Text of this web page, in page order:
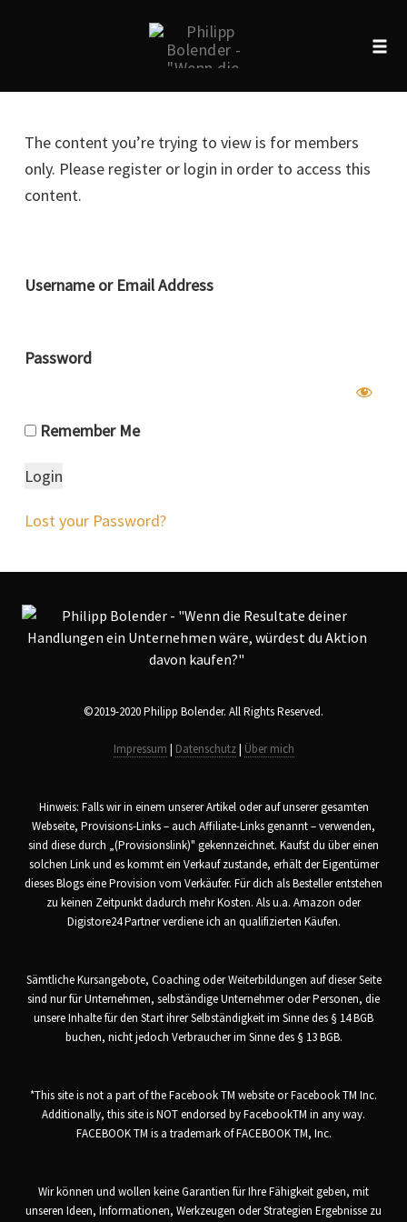
The content you’re trying to view is for members
only. Please register or login in order to access this
content.
Username or Email Address
Password
Remember Me
Lost your Password?
©2019-2020 Philipp Bolender. All Rights Reserved.
Impressum | Datenschutz| Über mich
Hinweis: Falls wir in einem unserer Artikel oder auf unserer gesamten
Webseite, Provisions-Links – auch Affiliate-Links genannt – verwenden,
sind diese durch „(Provisionslink)" gekennzeichnet. Kaufst du über einen
solchen Link und es kommt ein Verkauf zustande, erhält der Eigentümer
dieses Blogs eine Provision vom Verkäufer. Für dich als Besteller entstehen
zu keinen Zeitpunkt dadurch mehr Kosten. Als u.a. Amazon oder
Digistore24 Partner verdiene ich an qualifizierten Käufen.
Sämtliche Kursangebote, Coaching oder Weiterbildungen auf dieser Seite
sind nur für Unternehmen, selbständige Unternehmer oder Personen, die
unsere Inhalte für den Start ihrer Selbständigkeit im Sinne des § 14 BGB
buchen, nicht jedoch Verbraucher im Sinne des § 13 BGB.
*This site is not a part of the Facebook TM website or Facebook TM Inc.
Additionally, this site is NOT endorsed by FacebookTM in any way.
FACEBOOK TM is a trademark of FACEBOOK TM, Inc.
Wir können und wollen keine Garantien für Ihre Fähigkeit geben, mit
unseren Ideen, Informationen, Werkzeugen oder Strategien Ergebnisse zu